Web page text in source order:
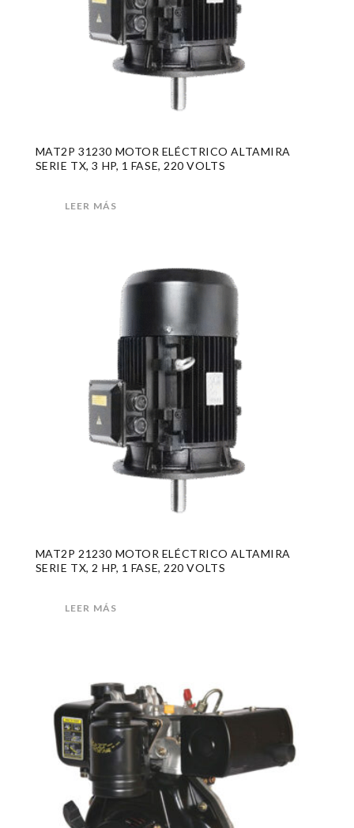
MAT2P 31230 MOTOR ELÉCTRICO ALTAMIRA
SERIE TX, 3 HP, 1 FASE, 220 VOLTS
LEER MÁS
MAT2P 21230 MOTOR ELÉCTRICO ALTAMIRA
SERIE TX, 2 HP, 1 FASE, 220 VOLTS
LEER MÁS